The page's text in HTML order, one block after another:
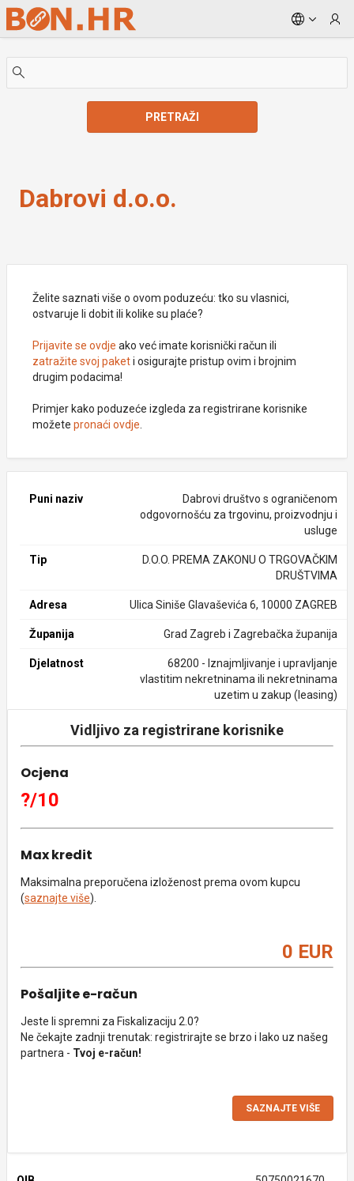
Skip to Main Content
PRETRAŽI
Dabrovi d.o.o.
Želite saznati više o ovom poduzeću: tko su vlasnici,
ostvaruje li dobit ili kolike su plaće?
Prijavite se ovdje ako već imate korisnički račun ili
zatražite svoj paketi osigurajte pristup ovim i brojnim
drugim podacima!
Primjer kako poduzeće izgleda za registrirane korisnike
možete pronaći ovdje
Puni naziv
Dabrovi društvo s ograničenom
odgovornošću za trgovinu, proizvodnju i
usluge
Tip
D.O.O. PREMA ZAKONU O TRGOVAČKIM
DRUŠTVIMA
Adresa Ulica Siniše Glavaševića 6, 10000 ZAGREB
Županija Grad Zagreb i Zagrebačka županija
Djelatnost
68200 - Iznajmljivanje i upravljanje
vlastitim nekretninama ili nekretninama
uzetim u zakup (leasing)
Vidljivo za registrirane korisnike
Ocjena
?/10
Max kredit
Maksimalna preporučena izloženost prema ovom kupcu
(saznajte više).
0 EUR
Pošaljite e-račun
Jeste li spremni za Fiskalizaciju 2.0?
Ne čekajte zadnji trenutak: registrirajte se brzo i lako uz našeg
partnera - Tvoj e-račun!
SAZNAJTE VIŠE